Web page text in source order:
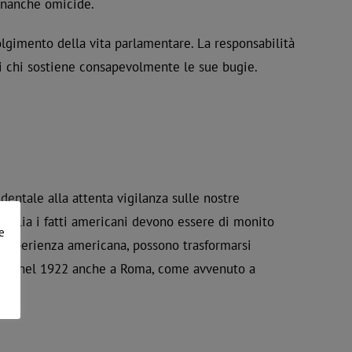
omicide.
della vita parlamentare. La responsabilità
sostiene consapevolmente le sue bugie.
alla attenta vigilanza sulle nostre
i fatti americani devono essere di monito
americana, possono trasformarsi
nel 1922 anche a Roma, come avvenuto a